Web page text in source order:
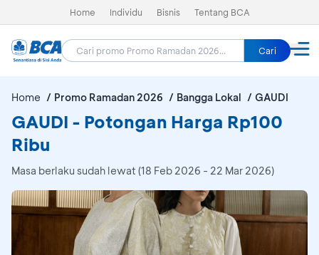
Home Individu Bisnis Tentang BCA
Cari
Home Promo Ramadan 2026 Bangga Lokal GAUDI
GAUDI - Potongan Harga Rp100
Ribu
Masa berlaku sudah lewat (18 Feb 2026 - 22 Mar 2026)